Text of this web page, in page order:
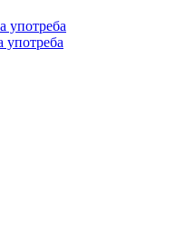
употреба
употреба